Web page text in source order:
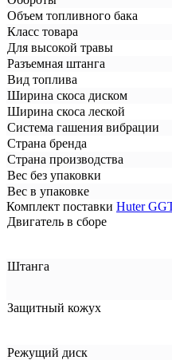
Объем топливного бака
Класс товара
Для высокой травы
Разъемная штанга
Вид топлива
Ширина скоса диском
Ширина скоса леской
Система гашения вибрации
Страна бренда
Страна производства
Вес без упаковки
Вес в упаковке
Комплект поставки Huter
Двигатель в сборе
Штанга
Защитный кожух
Режущий диск